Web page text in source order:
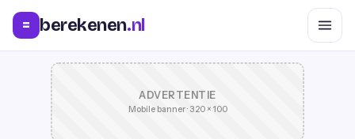
= berekenen.nl
ADVERTENTIE
Mobile banner · 320 × 100